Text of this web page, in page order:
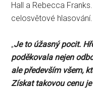
Hall a Rebecca
celosvětové hlasování.
„Je to úžasný pocit.
poděkovala nejen
ale především všem,
Získat takovou cenu